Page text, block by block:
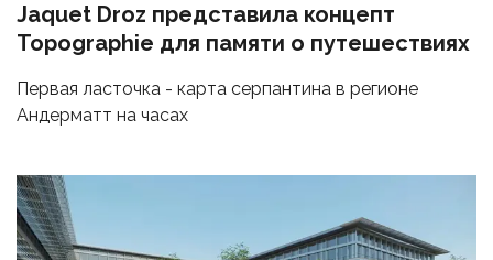
Jaquet Droz представила концепт
Topographie для памяти о путешествиях
Первая ласточка - карта серпантина в регионе
Андерматт на часах